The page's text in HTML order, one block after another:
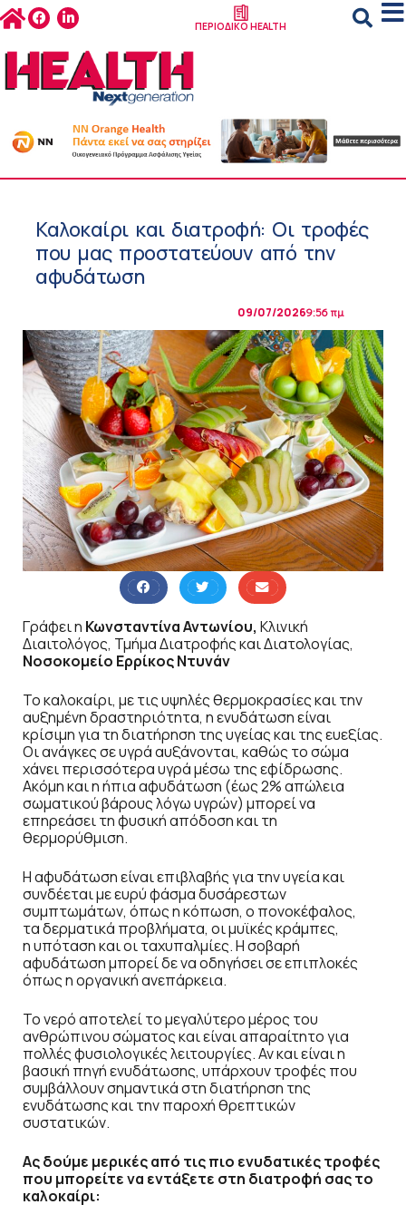
ΠΕΡΙΟΔΙΚΟ HEALTH
Καλοκαίρι και διατροφή: Οι τροφές
που μας προστατεύουν από την
αφυδάτωση
09/07/20269:56 πμ
Γράφει η Κωνσταντίνα Αντωνίου, Κλινική
Διαιτολόγος, Τμήμα Διατροφής και Διατολογίας,
Νοσοκομείο Ερρίκος Ντυνάν
Το καλοκαίρι, με τις υψηλές θερμοκρασίες και την
αυξημένη δραστηριότητα, η ενυδάτωση είναι
κρίσιμη για τη διατήρηση της υγείας και της ευεξίας.
Οι ανάγκες σε υγρά αυξάνονται, καθώς το σώμα
χάνει περισσότερα υγρά μέσω της εφίδρωσης.
Ακόμη και η ήπια αφυδάτωση (έως 2% απώλεια
σωματικού βάρους λόγω υγρών) μπορεί να
επηρεάσει τη φυσική απόδοση και τη
θερμορύθμιση.
Η αφυδάτωση είναι επιβλαβής για την υγεία και
συνδέεται με ευρύ φάσμα δυσάρεστων
συμπτωμάτων, όπως η κόπωση, ο πονοκέφαλος,
τα δερματικά προβλήματα, οι μυϊκές κράμπες,
η υπόταση και οι ταχυπαλμίες. Η σοβαρή
αφυδάτωση μπορεί δε να οδηγήσει σε επιπλοκές
όπως η οργανική ανεπάρκεια.
Το νερό αποτελεί το μεγαλύτερο μέρος του
ανθρώπινου σώματος και είναι απαραίτητο για
πολλές φυσιολογικές λειτουργίες. Αν και είναι η
βασική πηγή ενυδάτωσης, υπάρχουν τροφές που
συμβάλλουν σημαντικά στη διατήρηση της
ενυδάτωσης και την παροχή θρεπτικών
συστατικών.
Ας δούμε μερικές από τις πιο ενυδατικές τροφές
που μπορείτε να εντάξετε στη διατροφή σας το
καλοκαίρι: